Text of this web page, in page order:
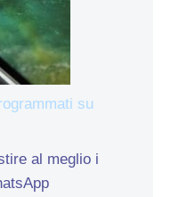
su
al meglio i